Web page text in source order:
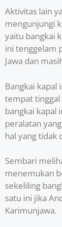
Aktivitas lain
mengunjungi
yaitu bangkai
ini tenggelam
Jawa dan
Bangkai kapal
tempat
bangkai kapal
peralatan
hal yang tidak
Sembari
menemukan
sekeliling
satu ini jika
Karimunjawa.